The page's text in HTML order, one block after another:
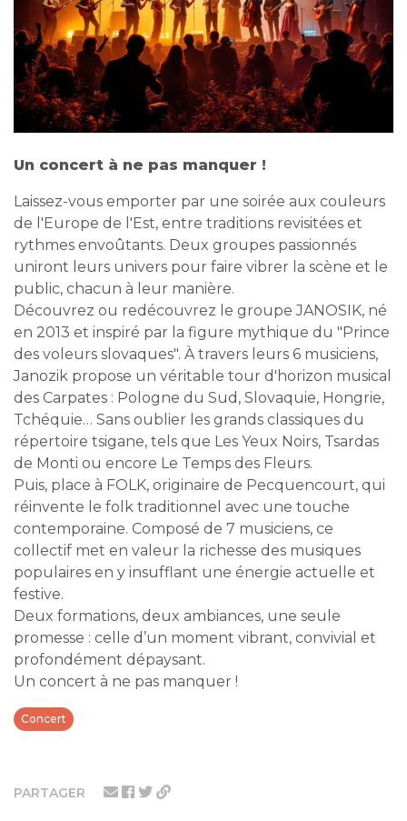
PARTAGER
Un concert à ne pas manquer !
Laissez-vous emporter par une soirée aux couleurs
de l'Europe de l'Est, entre traditions revisitées et
rythmes envoûtants. Deux groupes passionnés
uniront leurs univers pour faire vibrer la scène et le
public, chacun à leur manière.
Découvrez ou redécouvrez le groupe JANOSIK, né
en 2013 et inspiré par la figure mythique du "Prince
des voleurs slovaques". À travers leurs 6 musiciens,
Janozik propose un véritable tour d'horizon musical
des Carpates : Pologne du Sud, Slovaquie, Hongrie,
Tchéquie… Sans oublier les grands classiques du
répertoire tsigane, tels que Les Yeux Noirs, Tsardas
de Monti ou encore Le Temps des Fleurs.
Puis, place à FOLK, originaire de Pecquencourt, qui
réinvente le folk traditionnel avec une touche
contemporaine. Composé de 7 musiciens, ce
collectif met en valeur la richesse des musiques
populaires en y insufflant une énergie actuelle et
festive.
Deux formations, deux ambiances, une seule
promesse : celle d’un moment vibrant, convivial et
profondément dépaysant.
Un concert à ne pas manquer !
Concert